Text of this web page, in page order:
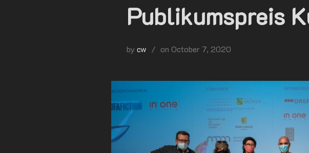
Publikumspreis
bycw on Posted
October 7, 2020